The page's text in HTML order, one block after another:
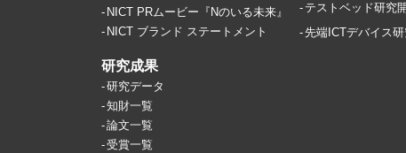
NICT PRムービー『Nのいる未来』
NICT ブランド ステートメント
研究成果
研究データ
知財一覧
論文一覧
受賞一覧
テストベッド研究
先端ICTデバイス